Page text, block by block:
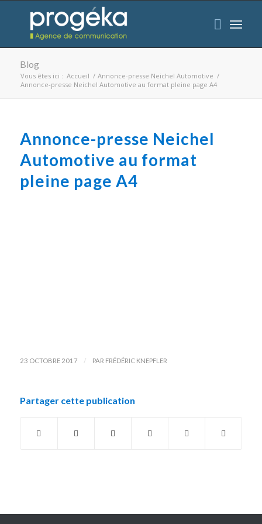
Blog
Vous êtes ici : Accueil / Annonce-presse Neichel Automotive /
Annonce-presse Neichel Automotive au format pleine page A4
Annonce-presse Neichel
Automotive au format
pleine page A4
23 OCTOBRE 2017 / PAR FRÉDÉRIC KNEPFLER
Partager cette publication